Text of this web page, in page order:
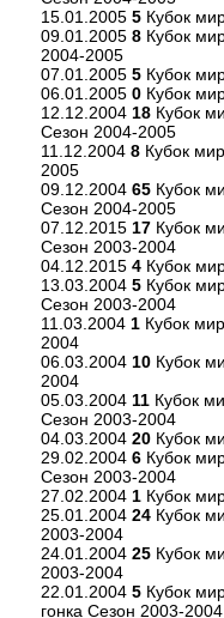
15.01.2005 5 Кубок
09.01.2005 8 Кубок
2004-2005
07.01.2005 5 Кубок
06.01.2005 0 Кубок
12.12.2004 18 Кубок
Сезон 2004-2005
11.12.2004 8 Кубок
2005
09.12.2004 65 Кубок
Сезон 2004-2005
07.12.2015 17 Кубок
Сезон 2003-2004
04.12.2015 4 Кубок
13.03.2004 5 Кубок
Сезон 2003-2004
11.03.2004 1 Кубок
2004
06.03.2004 10 Кубок
2004
05.03.2004 11 Кубок
Сезон 2003-2004
04.03.2004 20 Кубок
29.02.2004 6 Кубок
Сезон 2003-2004
27.02.2004 1 Кубок
25.01.2004 24 Кубок
2003-2004
24.01.2004 25 Кубок
2003-2004
22.01.2004 5 Кубок
гонка Сезон 2003-2004